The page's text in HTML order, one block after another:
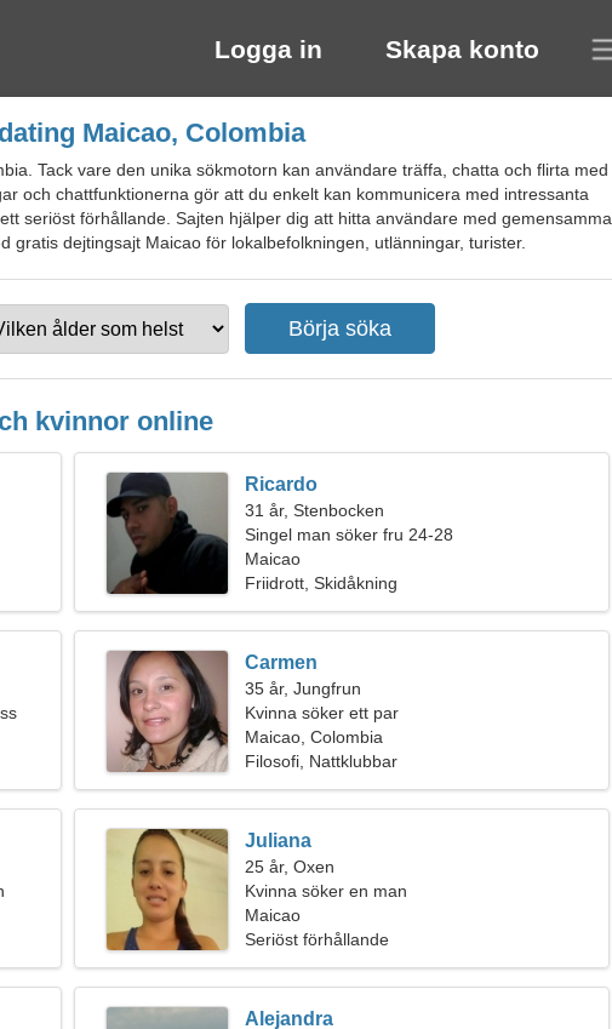
Logga in Skapa konto
Maicao, Colombia
Tack vare den unika sökmotorn kan användare träffa, chatta och flirta med
och chattfunktionerna gör att du enkelt kan kommunicera med intressanta
seriöst förhållande. Sajten hjälper dig att hitta användare med gemensamma
dejtingsajt Maicao för lokalbefolkningen, utlänningar, turister.
kvinnor online
Ricardo
31 år, Stenbocken
Singel man söker fru 24-28
Maicao
Friidrott, Skidåkning
Carmen
35 år, Jungfrun
Kvinna söker ett par
Maicao, Colombia
Filosofi, Nattklubbar
Juliana
25 år, Oxen
Kvinna söker en man
Maicao
Seriöst förhållande
Alejandra